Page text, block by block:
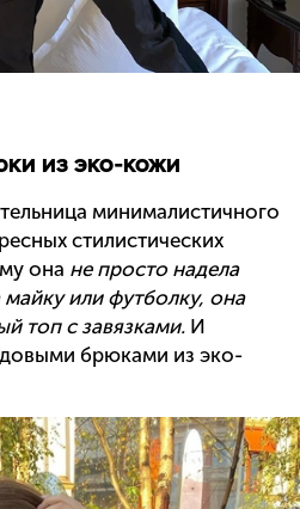
из эко-кожи
минималистичного
стилистических
она не просто надела
или футболку, она
топ с завязками. И
брюками из эко-